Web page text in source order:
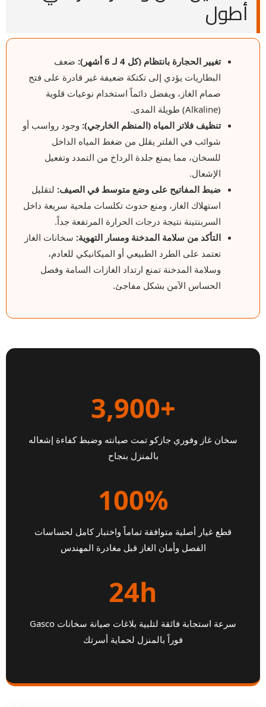
أطول
تغيير الحجارة بانتظام (كل 4 لـ 6 أشهر):
ضعف
البطاريات يؤدي إلى تكتكة ضعيفة غير قادرة على فتح
صمام الغاز، ويفضل دائماً استخدام نوعيات قلوية
(Alkaline) طويلة المدى.
تنظيف فلاتر المياه (المنظم الخارجي): وجود رواسب أو
شوائب في الفلتر يقلل من ضغط المياه الداخل
للسخان، مما يمنع جلدة الرداخ من التمدد وتفعيل
الإشعال.
ضبط المفاتيح على وضع متوسط في الصيف: لتقليل
استهلاك الغاز، ومنع حدوث تكلسات ملحية سريعة داخل
السربنتينة نتيجة درجات الحرارة المرتفعة جداً.
التأكد من سلامة المدخنة ومسار التهوية: سخانات الغاز
تعتمد على الطرد الطبيعي أو الميكانيكي للعادم،
وسلامة المدخنة تمنع ارتداد الغازات السامة وفصل
الحساس الآمن بشكل مفاجئ.
+3,900
سخان غاز وفوري جازكو تمت صيانته وضبط كفاءة إشعاله
بالمنزل بنجاح
100%
قطع غيار أصلية متوافقة تماماً واختبار كامل لحساسات
الفصل وأمان الغاز قبل مغادرة المهندس
24h
سرعة استجابة فائقة لتلبية بلاغات صيانة سخانات Gasco
فوراً بالمنزل لحماية أسرتك